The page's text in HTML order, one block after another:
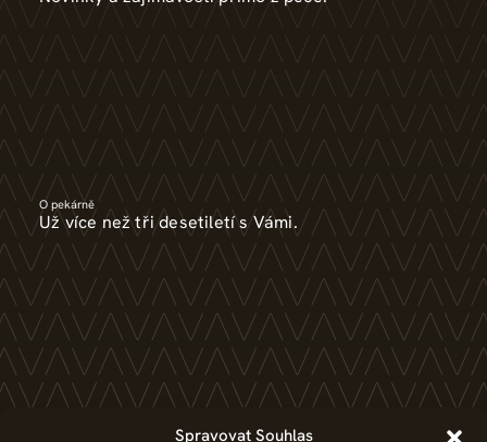
Spravovat Souhlas
O pekárně
Už více než tři desetiletí s Vámi.